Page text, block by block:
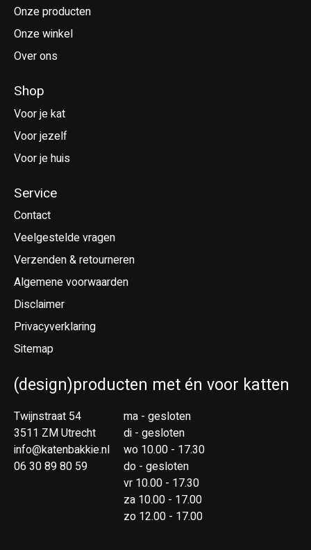
Onze producten
Onze winkel
Over ons
Shop
Voor je kat
Voor jezelf
Voor je huis
Service
Contact
Veelgestelde vragen
Verzenden & retourneren
Algemene voorwaarden
Disclaimer
Privacyverklaring
Sitemap
(design)producten met én voor katten
Twijnstraat 54
3511 ZM Utrecht
info@katenbakkie.nl
06 30 89 80 59
ma - gesloten
di - gesloten
wo 10.00 - 17.30
do - gesloten
vr 10.00 - 17.30
za 10.00 - 17.00
zo 12.00 - 17.00